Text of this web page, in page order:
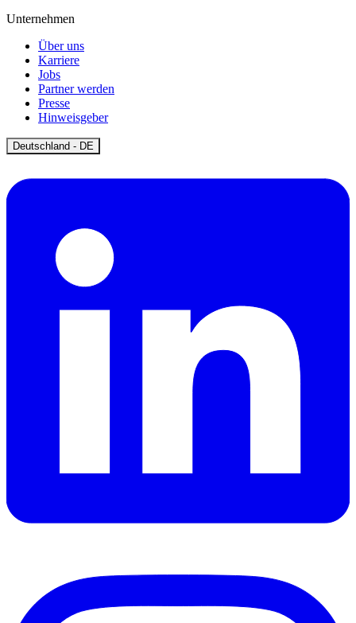
Unternehmen
Über uns
Karriere
Jobs
Partner werden
Presse
Hinweisgeber
Deutschland - DE